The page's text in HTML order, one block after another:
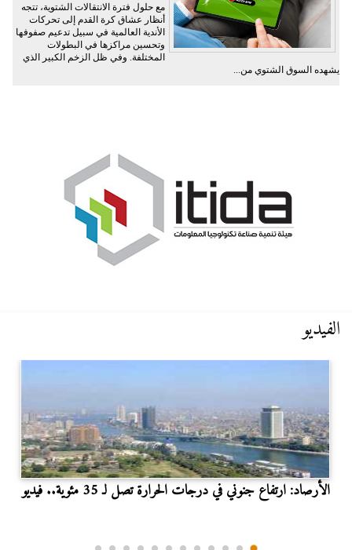
مع حلول فترة الانتقالات الشتوية، تتجه
أنظار عشاق كرة القدم إلى تحركات
الأندية العالمية في سبيل تدعيم صفوفها
وتحسين مراكزها في البطولات
المختلفة. وفي ظل الزخم الكبير الذي
يشهده السوق الشتوي من...
الفيديو
الأرصاد: ارتفاع جنوني في درجات الحرارة تصل لـ 35 مئوية.. فيديو